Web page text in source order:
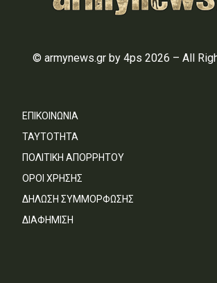
© armynews.gr by 4ps 2026 – All
ΕΠΙΚΟΙΝΩΝΙΑ
ΤΑΥΤΟΤΗΤΑ
ΠΟΛΙΤΙΚΗ ΑΠΟΡΡΗΤΟΥ
ΟΡΟΙ ΧΡΗΣΗΣ
ΔΗΛΩΣΗ ΣΥΜΜΟΡΦΩΣΗΣ
ΔΙΑΦΗΜΙΣΗ